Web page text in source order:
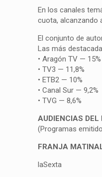
En los canales
cuota, alcanzando
El conjunto de
Las más
• Aragón TV — 15%
• TV3 — 11,8%
• ETB2 — 10%
• Canal Sur — 9,2%
• TVG — 8,6%
AUDIENCIAS
(Programas
FRANJA
laSexta